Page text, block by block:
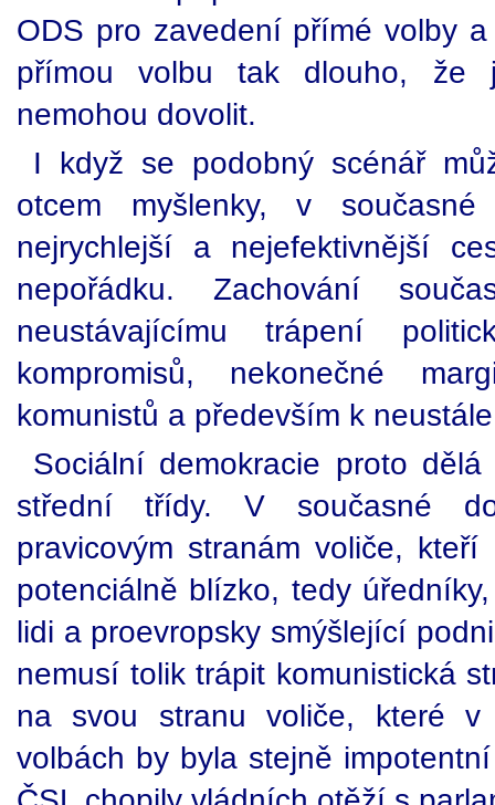
ODS pro zavedení přímé volby
přímou volbu tak dlouho, že
nemohou dovolit.
I když se podobný scénář
otcem myšlenky, v
nejrychlejší a nejefektivnější
nepořádku. Zachování
neustávajícímu trápení
kompromisů, nekonečné
komunistů a především k
Sociální demokracie proto
střední třídy. V současné
pravicovým stranám voliče,
potenciálně blízko, tedy
lidi a proevropsky smýšlející
nemusí tolik trápit komunistická
na svou stranu voliče, které
volbách by byla stejně